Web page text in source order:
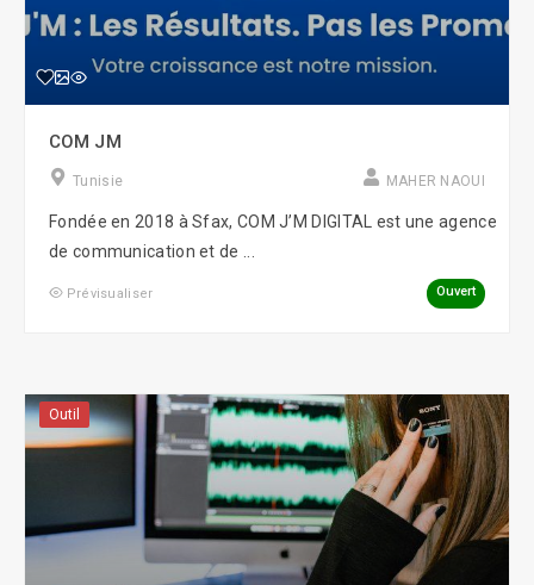
COM JM
Tunisie MAHER NAOUI
Fondée en 2018 à Sfax, COM J’M DIGITAL est une agence
de communication et de ...
Prévisualiser Ouvert
Outil